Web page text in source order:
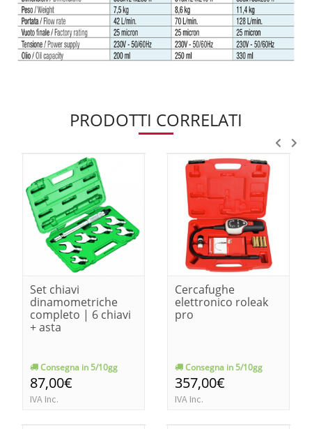
PRODOTTI CORRELATI
Set chiavi
dinamometriche
completo | 6 chiavi
+ asta
Consegna in 5/10gg
87,00€
IVA Inc.
Cercafughe
elettronico roleak
pro
Consegna in 5/10gg
357,00€
IVA Inc.